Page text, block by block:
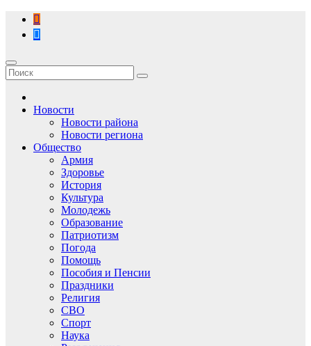
Перейти
содержимому
Новости
Новости района
Новости региона
Общество
Армия
Здоровье
История
Культура
Молодежь
Образование
Патриотизм
Погода
Помощь
Пособия и Пенсии
Праздники
Религия
СВО
Спорт
Наука